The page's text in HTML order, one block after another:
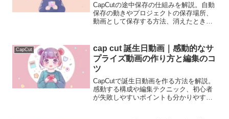
CapCutの途中保存の仕組みを解説。自動
保存の動きやプロジェクトの保存場所、
動画として保存する方法、消えたときの
CapCut
cap cut 誕生日動画｜感動的なサ
プライズ動画の作り方と編集のコ
ツ
CapCutで誕生日動画を作る方法を解説。
感動する構成や編集テクニック、初心者
が失敗しやすいポイントも分かりやすく